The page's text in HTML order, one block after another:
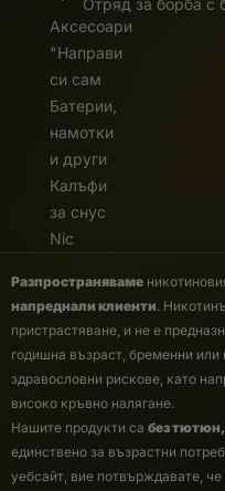
Аксесоари
"Направи
си сам
Батерии,
намотки
и други
Калъфи
за снус
Nic
Отряд за борба с
Разпространяваме
напреднали клиенти.
пристрастяване, и не е
годишна възраст, бременни
здравословни рискове, като
високо кръвно налягане.
Нашите продукти са без
единствено за възрастни
уебсайт, вие потвърждавате,